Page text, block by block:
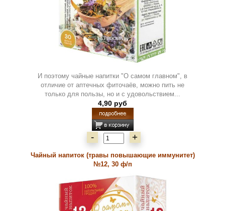
И поэтому чайные напитки "О самом главном", в
отличие от аптечных фиточаёв, можно пить не
только для пользы, но и с удовольствием...
4,90 руб
- +
Чайный напиток (травы повышающие иммунитет)
№12, 30 ф/п